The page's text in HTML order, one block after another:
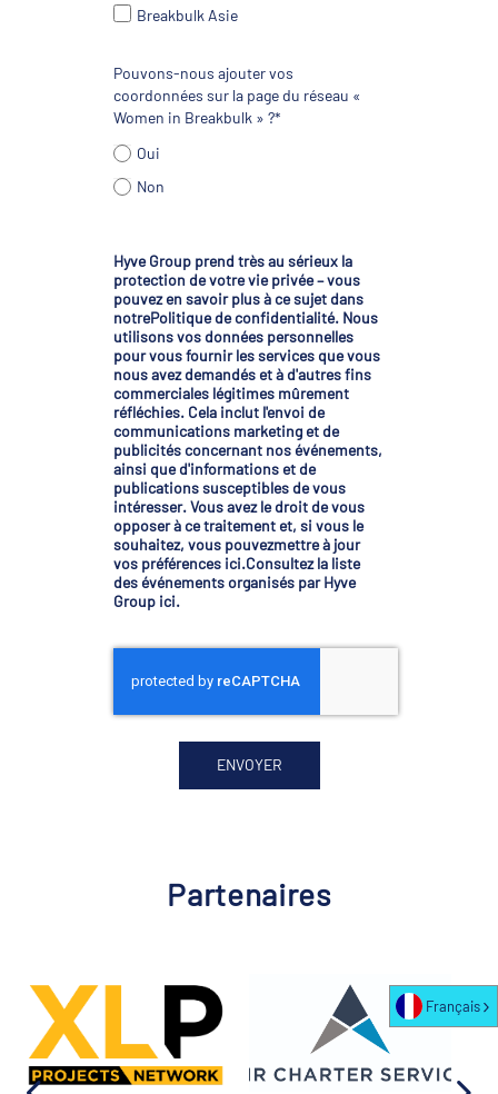
Breakbulk Asie
Pouvons-nous ajouter vos
coordonnées sur la page du réseau «
Women in Breakbulk » ?*
Oui
Non
Hyve Group prend très au sérieux la
protection de votre vie privée – vous
pouvez en savoir plus à ce sujet dans
notrePolitique de confidentialité. Nous
utilisons vos données personnelles
pour vous fournir les services que vous
nous avez demandés et à d'autres fins
commerciales légitimes mûrement
réfléchies. Cela inclut l'envoi de
communications marketing et de
publicités concernant nos événements,
ainsi que d'informations et de
publications susceptibles de vous
intéresser. Vous avez le droit de vous
opposer à ce traitement et, si vous le
souhaitez, vous pouvezmettre à jour
vos préférences ici.Consultez la liste
des événements organisés par Hyve
Group ici.
Partenaires
Français